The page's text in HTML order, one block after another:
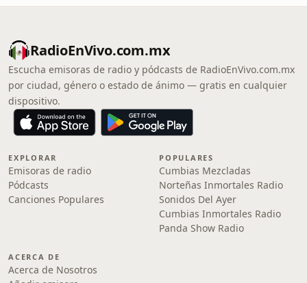
RadioEnVivo.com.mx
Escucha emisoras de radio y pódcasts de RadioEnVivo.com.mx
por ciudad, género o estado de ánimo — gratis en cualquier
dispositivo.
EXPLORAR
Emisoras de radio
Pódcasts
Canciones Populares
POPULARES
Cumbias Mezcladas
Norteñas Inmortales Radio
Sonidos Del Ayer
Cumbias Inmortales Radio
Panda Show Radio
ACERCA DE
Acerca de Nosotros